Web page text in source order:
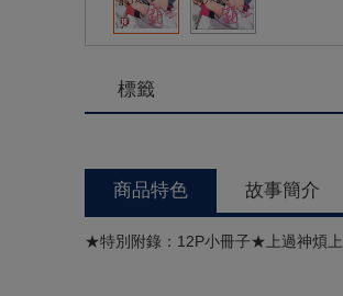
標籤
商品特色 故事簡介
★特別附錄：12P小冊子★上過神煩